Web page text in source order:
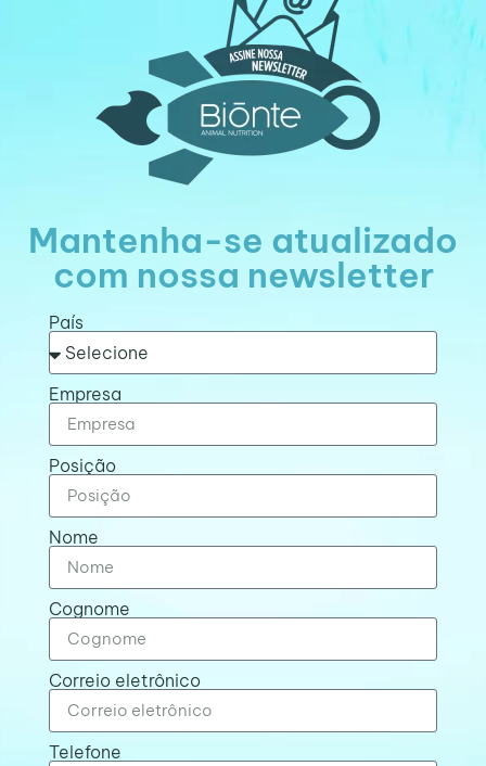
Mantenha-se atualizado
com nossa newsletter
País
Empresa
Posição
Nome
Cognome
Correio eletrônico
Telefone